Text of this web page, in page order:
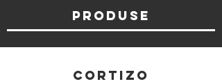
pRODUSE
Cortizo